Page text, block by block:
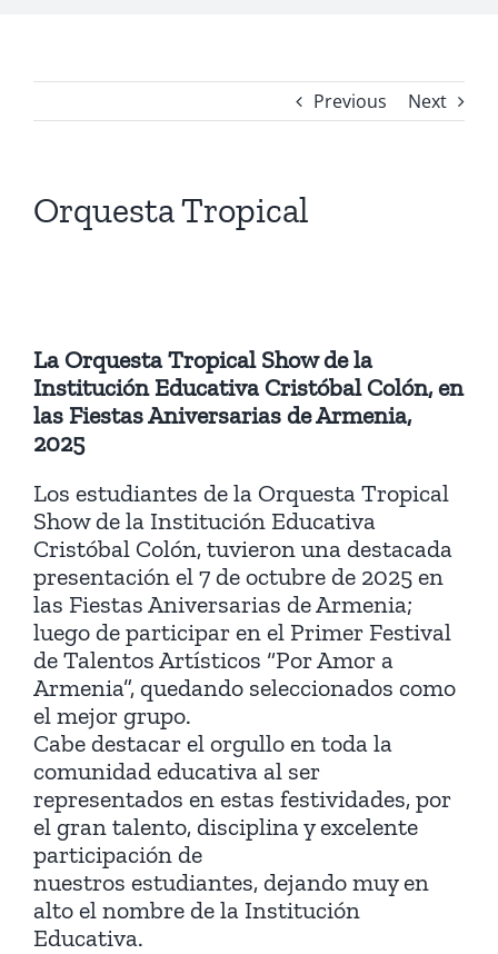
Previous Next
Orquesta Tropical
La Orquesta Tropical Show de la
Institución Educativa Cristóbal Colón, en
las Fiestas Aniversarias de Armenia,
2025
Los estudiantes de la Orquesta Tropical
Show de la Institución Educativa
Cristóbal Colón, tuvieron una destacada
presentación el 7 de octubre de 2025 en
las Fiestas Aniversarias de Armenia;
luego de participar en el Primer Festival
de Talentos Artísticos “Por Amor a
Armenia”, quedando seleccionados como
el mejor grupo.
Cabe destacar el orgullo en toda la
comunidad educativa al ser
representados en estas festividades, por
el gran talento, disciplina y excelente
participación de
nuestros estudiantes, dejando muy en
alto el nombre de la Institución
Educativa.